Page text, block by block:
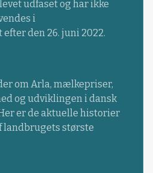
udfaset og har ikke
i
den 26. juni 2022.
om Arla, mælkepriser,
og udviklingen i dansk
er de aktuelle historier
landbrugets største